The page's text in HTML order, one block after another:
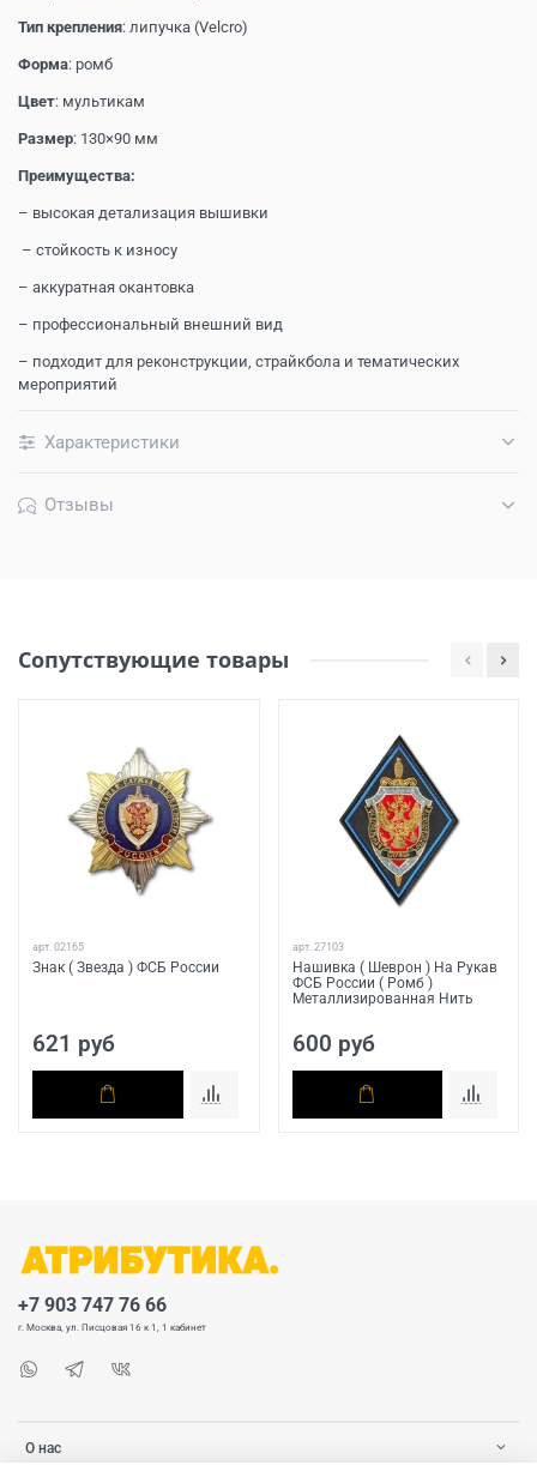
Тип крепления: липучка (Velcro)
Форма: ромб
Цвет: мультикам
Размер: 130×90 мм
Преимущества:
– высокая детализация вышивки
– стойкость к износу
– аккуратная окантовка
– профессиональный внешний вид
– подходит для реконструкции, страйкбола и тематических
мероприятий
Характеристики
Отзывы
Сопутствующие товары
арт. 02165
Знак ( Звезда ) ФСБ России
621 руб
арт. 27103
Нашивка ( Шеврон ) На Рукав
ФСБ России ( Ромб )
Металлизированная Нить
600 руб
О нас
+7 903 747 76 66
г. Москва, ул. Писцовая 16 к 1, 1 кабинет